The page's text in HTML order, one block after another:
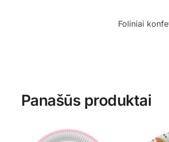
Foliniai
Panašūs produktai